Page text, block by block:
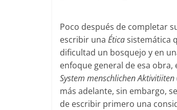
Poco después de completar
escribir una Éticasistemática
dificultad un bosquejo y en
enfoque general de esa
System menschlichen Aktivitiiten
más adelante, sin embargo,
de escribir primero una